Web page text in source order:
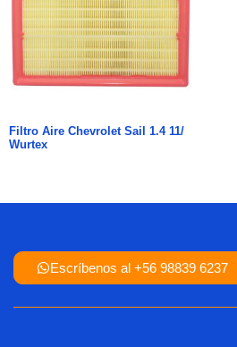
Filtro Aire Chevrolet Sail 1.4 11/
Wurtex
Escríbenos al +56 98839 6237